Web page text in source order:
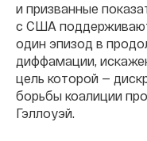
и призванные
с США
один эпизод в
диффамации,
цель которой —
борьбы коалиции
Гэллоуэй.